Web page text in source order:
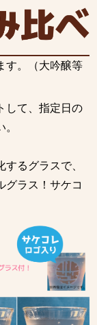
す。（大吟醸等
して、指定日の
るグラスで、
グラス！サケコ